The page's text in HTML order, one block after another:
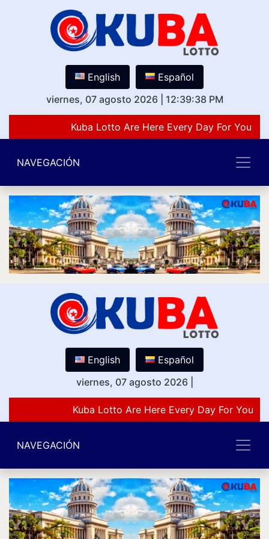
English
Español
viernes, 07 agosto 2026
12:39:38 PM
Kuba Lotto Are Here Every Day For You
NAVEGACIÓN
English
Español
viernes, 07 agosto 2026
Kuba Lotto Are Here Every Day For You
NAVEGACIÓN